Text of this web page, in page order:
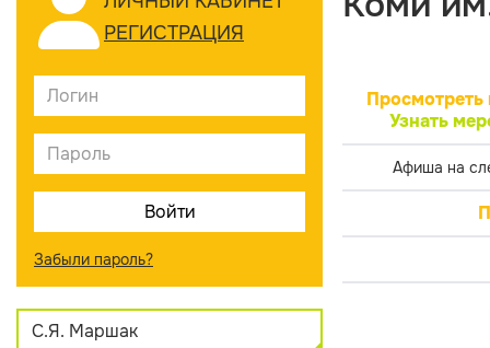
РЕГИСТРАЦИЯ
Забыли пароль?
С.Я. Маршак
Просмотреть
Узнать
Афиша на